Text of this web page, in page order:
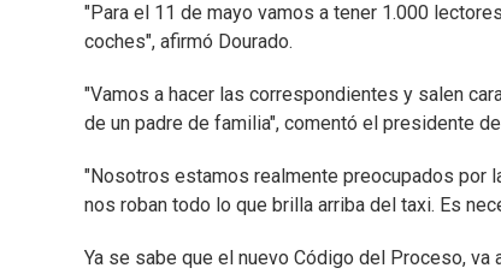
"Para el 11 de mayo vamos a tener 1.000
coches", afirmó Dourado.
"Vamos a hacer las correspondientes y salen
de un padre de familia", comentó el presidente
"Nosotros estamos realmente preocupados por
nos roban todo lo que brilla arriba del taxi. Es
Ya se sabe que el nuevo Código del Proceso,